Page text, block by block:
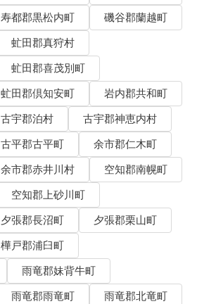
寿都郡黒松内町
磯谷郡蘭越町
虻田郡真狩村
虻田郡喜茂別町
虻田郡倶知安町
岩内郡共和町
古宇郡泊村
古宇郡神恵内村
古平郡古平町
余市郡仁木町
余市郡赤井川村
空知郡南幌町
空知郡上砂川町
夕張郡長沼町
夕張郡栗山町
樺戸郡浦臼町
雨竜郡妹背牛町
雨竜郡雨竜町
雨竜郡北竜町